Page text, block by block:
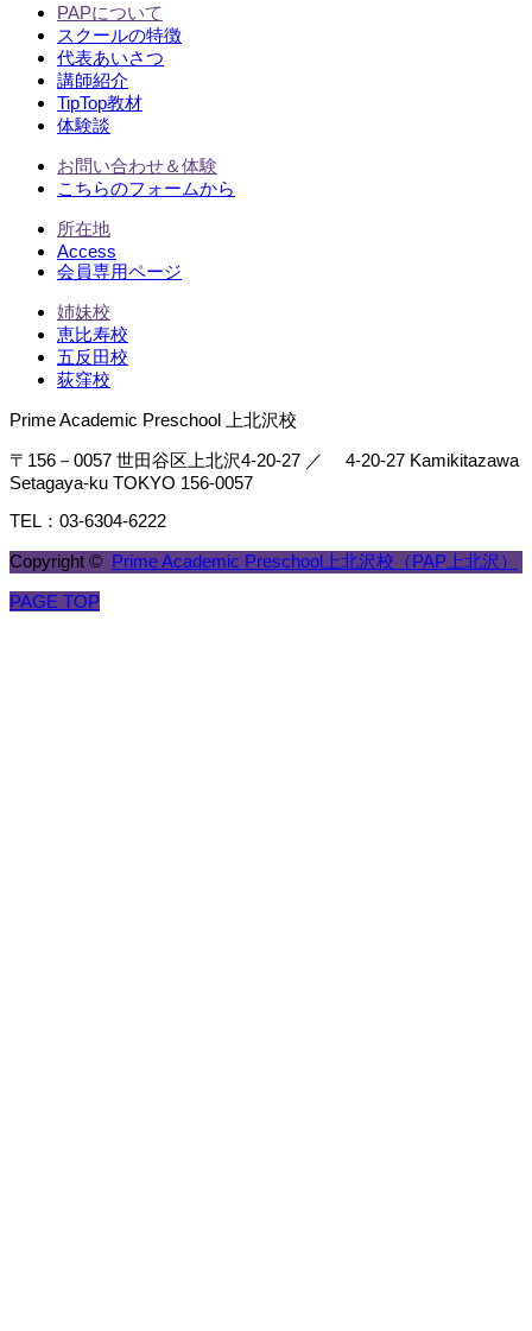
PAPについて
スクールの特徴
代表あいさつ
講師紹介
TipTop教材
体験談
お問い合わせ＆体験
こちらのフォームから
所在地
Access
会員専用ページ
姉妹校
恵比寿校
五反田校
荻窪校
Prime Academic Preschool 上北沢校
〒156－0057 世田谷区上北沢4-20-27 ／ 4-20-27 Kamikitazawa
Setagaya-ku TOKYO 156-0057
TEL：03-6304-6222
Copyright © Prime Academic Preschool上北沢校（PAP上北沢）
PAGE TOP